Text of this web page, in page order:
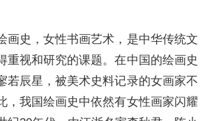
画史，女性书画艺术，是中华传统文
重视和研究的课题。在中国的绘画史
若辰星，被美术史料记录的女画家不
，我国绘画史中依然有女性画家闪耀